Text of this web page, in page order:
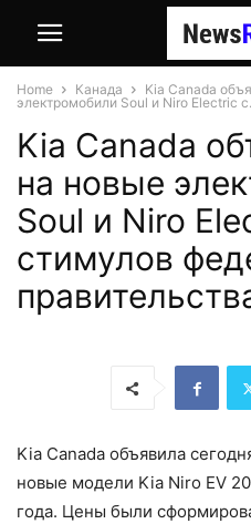
Home Канада
Kia Canada
электромобили Soul и Niro Electric
Kia Canada
на новые
Soul и Niro
стимулов
Kia Canada объявила
новые модели Kia Niro EV
года. Цены были